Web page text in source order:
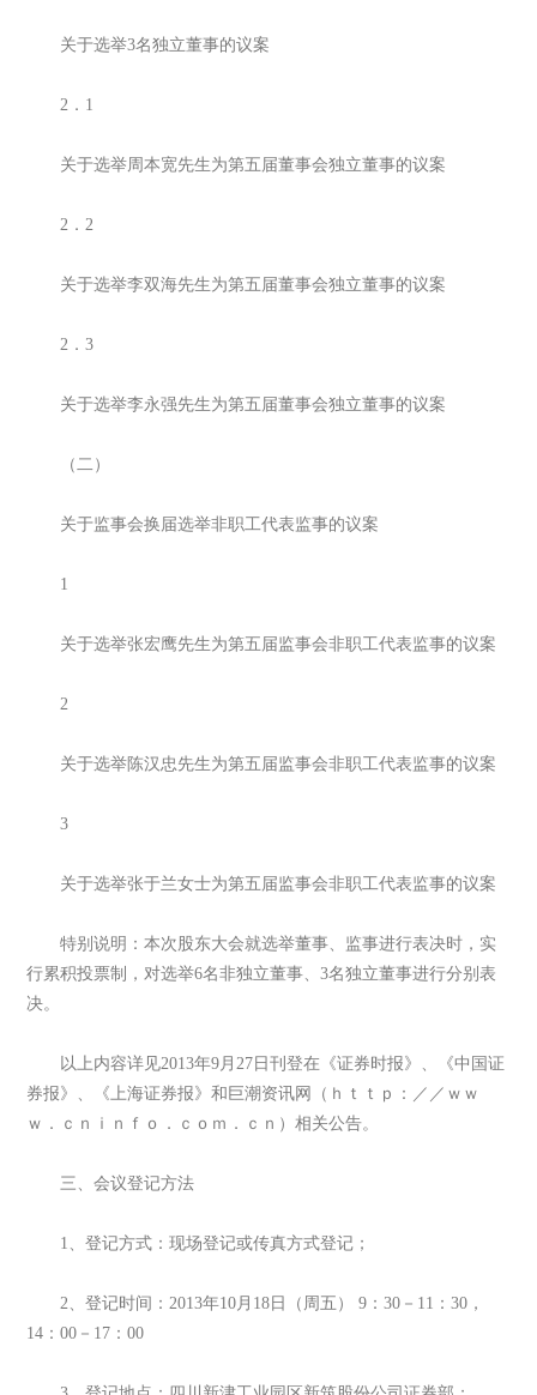
关于选举3名独立董事的议案
2．1
关于选举周本宽先生为第五届董事会独立董事的议案
2．2
关于选举李双海先生为第五届董事会独立董事的议案
2．3
关于选举李永强先生为第五届董事会独立董事的议案
（二）
关于监事会换届选举非职工代表监事的议案
1
关于选举张宏鹰先生为第五届监事会非职工代表监事的议案
2
关于选举陈汉忠先生为第五届监事会非职工代表监事的议案
3
关于选举张于兰女士为第五届监事会非职工代表监事的议案
特别说明：本次股东大会就选举董事、监事进行表决时，实
行累积投票制，对选举6名非独立董事、3名独立董事进行分别表
决。
以上内容详见2013年9月27日刊登在《证券时报》、《中国证
券报》、《上海证券报》和巨潮资讯网（ｈｔｔｐ：／／ｗｗ
ｗ．ｃｎｉｎｆｏ．ｃｏｍ．ｃｎ）相关公告。
三、会议登记方法
1、登记方式：现场登记或传真方式登记；
2、登记时间：2013年10月18日（周五） 9：30－11：30，
14：00－17：00